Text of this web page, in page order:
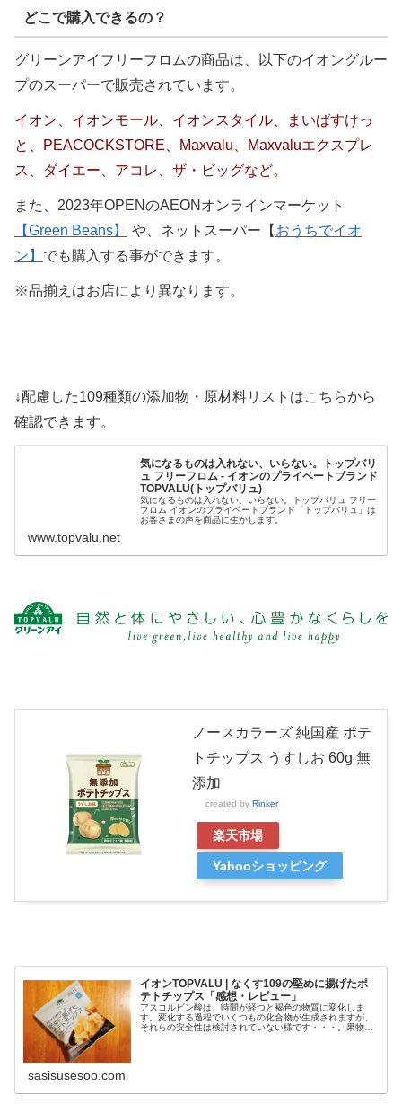
どこで購入できるの？
グリーンアイフリーフロムの商品は、以下のイオングルー
プのスーパーで販売されています。
イオン、イオンモール、イオンスタイル、まいばすけっ
と、PEACOCKSTORE、Maxvalu、Maxvaluエクスプレ
ス、ダイエー、アコレ、ザ・ビッグなど。
また、2023年OPENのAEONオンラインマーケット
【Green Beans】
や、ネットスーパー【 おうちでイオ
ン】 でも購入する事ができます。
※品揃えはお店により異なります。
↓配慮した109種類の添加物・原材料リストはこちらから
確認できます。
気になるものは入れない、いらない。トップバリ
ュ フリーフロム - イオンのプライベートブランド
TOPVALU(トップバリュ)
気になるものは入れない、いらない。トップバリュ フリー
フロム イオンのプライベートブランド「トップバリュ」は
お客さまの声を商品に生かします。
www.topvalu.net
ノースカラーズ 純国産 ポテ
トチップス うすしお 60g 無
添加
created by Rinker
楽天市場
Yahooショッピング
イオンTOPVALU | なくす109の堅めに揚げたポ
テトチップス「感想・レビュー」
アスコルビン酸は、時間が経つと褐色の物質に変化しま
す。変化する過程でいくつもの化合物が生成されますが、
それらの安全性は検討されていない様です・・・。果物や
sasisusesoo.com